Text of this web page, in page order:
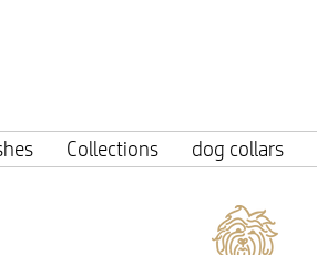
Collections dog collars